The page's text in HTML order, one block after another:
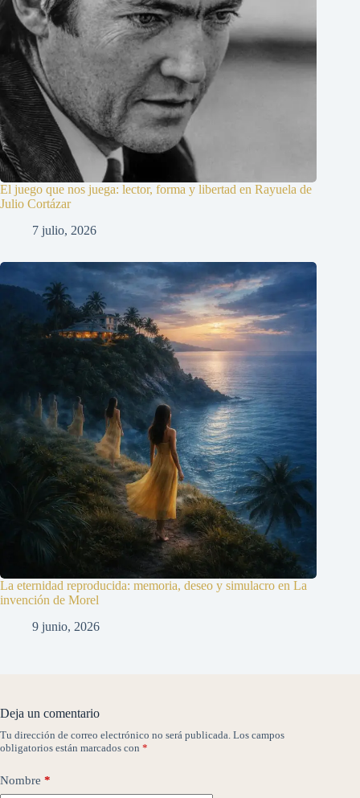
El juego que nos juega: lector, forma y libertad en Rayuela de
Julio Cortázar
7 julio, 2026
La eternidad reproducida: memoria, deseo y simulacro en La
invención de Morel
9 junio, 2026
Deja un comentario
Tu dirección de correo electrónico no será publicada. Los campos
obligatorios están marcados con *
Nombre *